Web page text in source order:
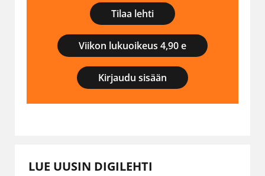
Tilaa lehti
Viikon lukuoikeus 4,90 e
Kirjaudu sisään
LUE UUSIN DIGILEHTI